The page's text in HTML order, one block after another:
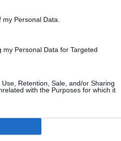
Personal Data.
Personal Data for Targeted
Retention, Sale, and/or Sharing
with the Purposes for which it